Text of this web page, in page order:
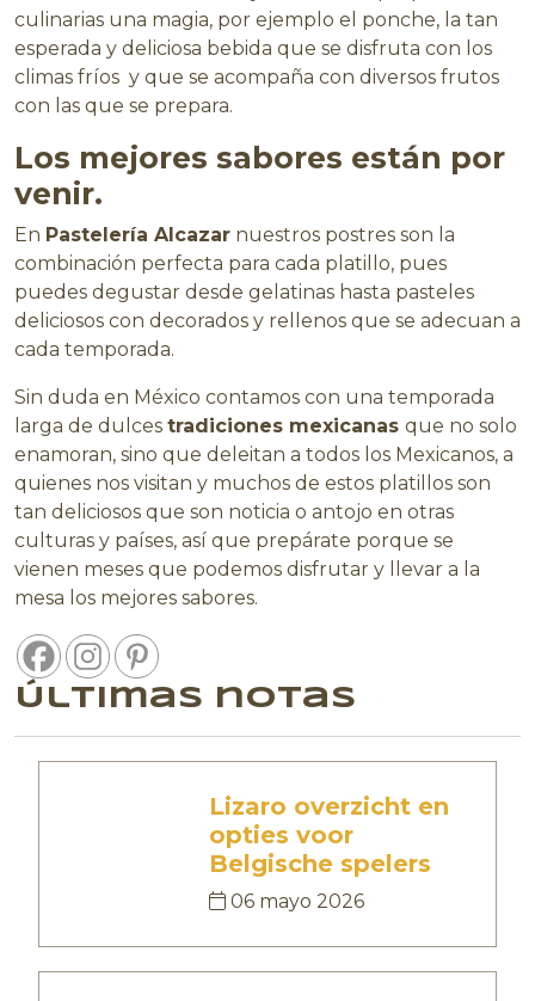
culinarias una magia, por ejemplo el ponche, la tan
esperada y deliciosa bebida que se disfruta con los
climas fríos y que se acompaña con diversos frutos
con las que se prepara.
Los mejores sabores están por
venir.
En Pastelería Alcazar nuestros postres son la
combinación perfecta para cada platillo, pues
puedes degustar desde gelatinas hasta pasteles
deliciosos con decorados y rellenos que se adecuan a
cada temporada.
Sin duda en México contamos con una temporada
larga de dulces tradiciones mexicanas que no solo
enamoran, sino que deleitan a todos los Mexicanos, a
quienes nos visitan y muchos de estos platillos son
tan deliciosos que son noticia o antojo en otras
culturas y países, así que prepárate porque se
vienen meses que podemos disfrutar y llevar a la
mesa los mejores sabores.
Últimas notas
Lizaro overzicht en
opties voor
Belgische spelers
06 mayo 2026